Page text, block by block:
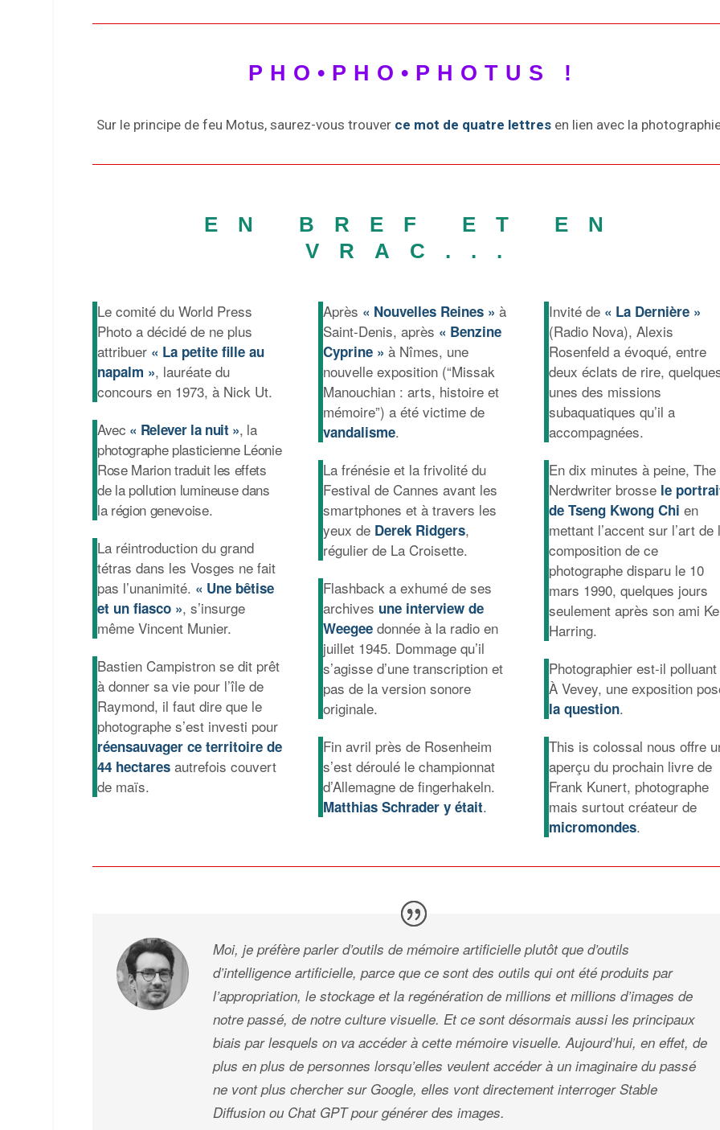
PHO•PHO•PHOTUS !
Sur le principe de feu Motus, saurez-vous trouver ce mot de quatre lettres en lien avec la
EN BREF ET EN
VRAC...
Le comité du World Press
Photo a décidé de ne plus
attribuer « La petite fille au
napalm », lauréate du
concours en 1973, à Nick Ut.
Avec « Relever la nuit », la
photographe plasticienne Léonie
Rose Marion traduit les effets
de la pollution lumineuse dans
la région genevoise.
La réintroduction du grand
tétras dans les Vosges ne fait
pas l’unanimité. « Une bêtise
et un fiasco », s’insurge
même Vincent Munier.
Bastien Campistron se dit prêt
à donner sa vie pour l’île de
Raymond, il faut dire que le
photographe s’est investi pour
réensauvager ce territoire de
44 hectaresautrefois couvert
de maïs.
Après « Nouvelles Reines » à
Saint-Denis, après « Benzine
Cyprine » à Nîmes, une
nouvelle exposition (“Missak
Manouchian : arts, histoire et
mémoire”) a été victime de
vandalisme.
La frénésie et la frivolité du
Festival de Cannes avant les
smartphones et à travers les
yeux de Derek Ridgers,
régulier de La Croisette.
Flashback a exhumé de ses
archives une interview de
Weegee donnée à la radio en
juillet 1945. Dommage qu’il
s’agisse d’une transcription et
pas de la version sonore
originale.
Fin avril près de Rosenheim
s’est déroulé le championnat
d’Allemagne de fingerhakeln.
Matthias Schrader y était.
Invité de « La Dernière »
(Radio Nova), Alexis
Rosenfeld a évoqué, entre
deux éclats de rire,
unes des missions
subaquatiques qu’il a
accompagnées.
En dix minutes à peine, The
Nerdwriter brosse le
de Tseng Kwong Chi en
mettant l’accent sur l’art de
composition de ce
photographe disparu le 10
mars 1990, quelques jours
seulement après son ami
Harring.
Photographier est-il
À Vevey, une exposition
la question.
This is colossal nous offre
aperçu du prochain livre de
Frank Kunert, photographe
mais surtout créateur de
micromondes.
Moi, je préfère parler d’outils de mémoire artificielle plutôt que d’outils
d’intelligence artificielle, parce que ce sont des outils qui ont été produits par
l’appropriation, le stockage et la regénération de millions et millions d’images de
notre passé, de notre culture visuelle. Et ce sont désormais aussi les principaux
biais par lesquels on va accéder à cette mémoire visuelle. Aujourd’hui, en effet, de
plus en plus de personnes lorsqu’elles veulent accéder à un imaginaire du passé
ne vont plus chercher sur Google, elles vont directement interroger Stable
Diffusion ou Chat GPT pour générer des images.